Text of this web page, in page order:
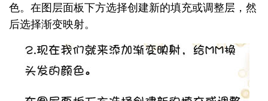
色。在图层面板下方选择创建新的填充或调整层，然
后选择渐变映射。